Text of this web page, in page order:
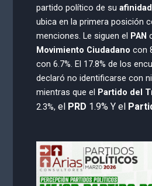
partido político de suafinidad
ubica en la primera posición
menciones. Le siguen el PAN
Movimiento Ciudadano con
con 6.7%. El 17.8% de los
declaró no identificarse con
mientrasque el Partido del
2.3%,el PRD 1.9% Y el